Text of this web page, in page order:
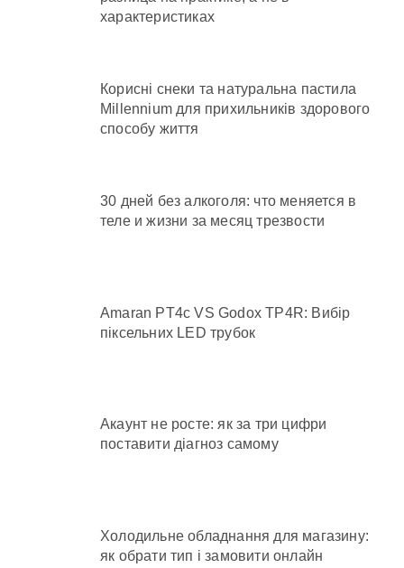
характеристиках
Корисні снеки та натуральна пастила
Millennium для прихильників здорового
способу життя
30 дней без алкоголя: что меняется в
теле и жизни за месяц трезвости
Amaran PT4c VS Godox TP4R: Вибір
піксельних LED трубок
Акаунт не росте: як за три цифри
поставити діагноз самому
Холодильне обладнання для магазину:
як обрати тип і замовити онлайн